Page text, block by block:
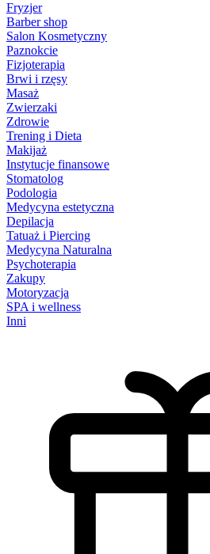
Fryzjer
Barber shop
Salon Kosmetyczny
Paznokcie
Fizjoterapia
Brwi i rzęsy
Masaż
Zwierzaki
Zdrowie
Trening i Dieta
Makijaż
Instytucje finansowe
Stomatolog
Podologia
Medycyna estetyczna
Depilacja
Tatuaż i Piercing
Medycyna Naturalna
Psychoterapia
Zakupy
Motoryzacja
SPA i wellness
Inni